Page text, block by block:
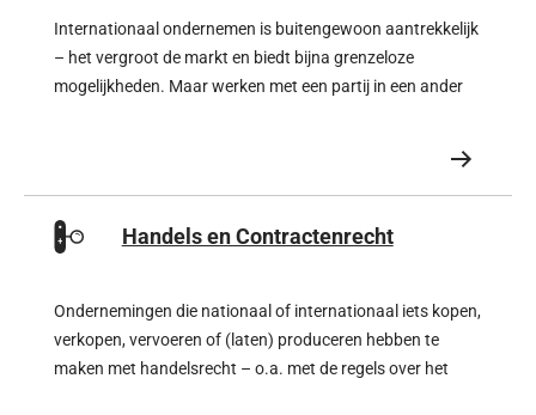
Internationaal ondernemen is buitengewoon aantrekkelijk
– het vergroot de markt en biedt bijna grenzeloze
mogelijkheden. Maar werken met een partij in een ander
Handels en Contractenrecht
Ondernemingen die nationaal of internationaal iets kopen,
verkopen, vervoeren of (laten) produceren hebben te
maken met handelsrecht – o.a. met de regels over het